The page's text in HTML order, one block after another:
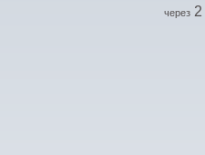
через 2